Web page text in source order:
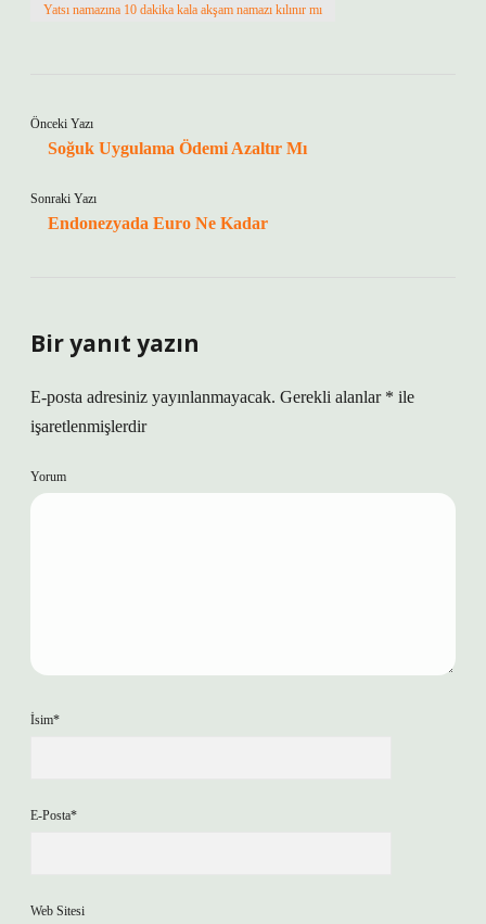
Yatsı namazına 10 dakika kala akşam namazı kılınır mı
Önceki Yazı
Soğuk Uygulama Ödemi Azaltır Mı
Sonraki Yazı
Endonezyada Euro Ne Kadar
Bir yanıt yazın
E-posta adresiniz yayınlanmayacak. Gerekli alanlar * ile
işaretlenmişlerdir
Yorum
İsim*
E-Posta*
Web Sitesi